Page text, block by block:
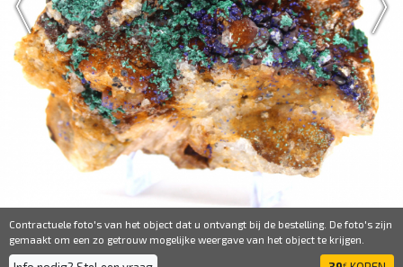
Contractuele foto's van het object dat u ontvangt bij de bestelling. De foto's zijn
gemaakt om een ​​zo getrouw mogelijke weergave van het object te krijgen.